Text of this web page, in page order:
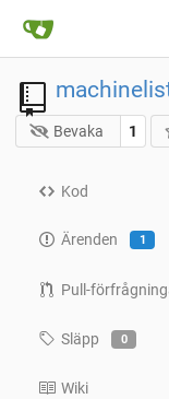
Bevaka 1
Kod
Ärenden 1
Pull-
Släpp 0
Wiki